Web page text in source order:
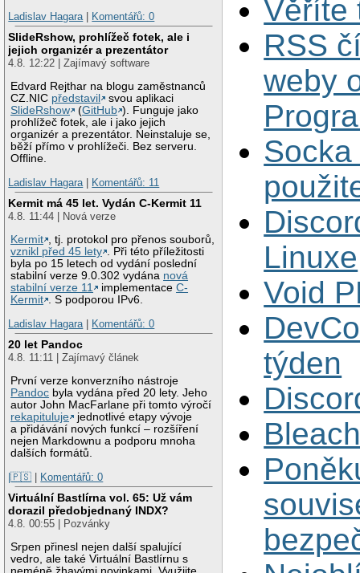
Ladislav Hagara | Komentářů: 0
SlideRshow, prohlížeč fotek, ale i
jejich organizér a prezentátor
4.8. 12:22 | Zajímavý software
Edvard Rejthar na blogu zaměstnanců
CZ.NIC představil
svou aplikaci
SlideRshow
(GitHub ). Funguje jako
prohlížeč fotek, ale i jako jejich
organizér a prezentátor. Neinstaluje se,
běží přímo v prohlížeči. Bez serveru.
Offline.
Ladislav Hagara | Komentářů: 11
Kermit má 45 let. Vydán C-Kermit 11
4.8. 11:44 | Nová verze
Kermit , tj. protokol pro přenos souborů,
vznikl před 45 lety . Při této příležitosti
byla po 15 letech od vydání poslední
stabilní verze 9.0.302 vydána nová
stabilní verze 11
implementaceC-
Kermit . S podporou IPv6.
Ladislav Hagara | Komentářů: 0
20 let Pandoc
4.8. 11:11 | Zajímavý článek
První verze konverzního nástroje
Pandoc byla vydána před 20 lety. Jeho
autor John MacFarlane při tomto výročí
rekapituluje
jednotlivé etapy vývoje
a přidávání nových funkcí – rozšíření
nejen Markdownu a podporu mnoha
dalších formátů.
|🇵🇸 | Komentářů: 0
Virtuální Bastlírna vol. 65: Už vám
dorazil předobjednaný INDX?
4.8. 00:55 | Pozvánky
Srpen přinesl nejen další spalující
vedro, ale také Virtuální Bastlírnu s
Věříte
RSS
weby
Linuxe
Void
týden